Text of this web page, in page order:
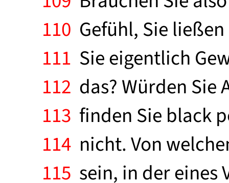
110 Gefühl, Sie
111 Sie eigentlich
112 das? Würden
113 finden Sie black
114 nicht. Von
115 sein, in der eines